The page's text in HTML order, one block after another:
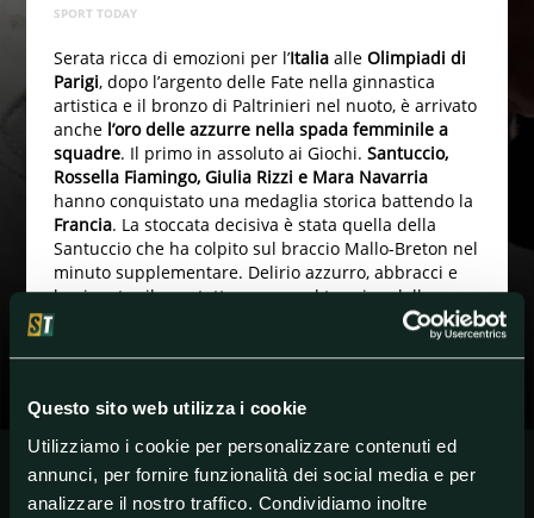
Questo sito web utilizza i cookie
Utilizziamo i cookie per personalizzare contenuti ed
annunci, per fornire funzionalità dei social media e per
analizzare il nostro traffico. Condividiamo inoltre
SPORT TODAY
Serata ricca di emozioni per l’ItaliaalleOlimpiadi di
Parigi, dopo l’argento delle Fate nella ginnastica
artistica e il bronzo di Paltrinieri nel nuoto, è arrivato
anchel’oro delle azzurre nella spada femminile a
squadre. Il primo in assoluto ai Giochi. Santuccio,
Rossella Fiamingo, Giulia Rizzi e Mara Navarria
hanno conquistato una medaglia storica battendo la
Francia. La stoccata decisiva è stata quella della
Santuccio che ha colpito sul braccio Mallo-Breton nel
minuto supplementare. Delirio azzurro, abbracci e
lacrime tra il quartetto azzurro al termine della
finale.
#Italia #OlimpiadidiParigi2024 #OlimpiadiParigi